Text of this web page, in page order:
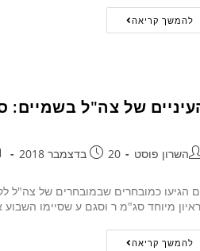
להמשך קריאה
של צה"ל בשמיים:
השרון פוסט 20 בדצמבר 2018
הגיעו כמובחרים שבמובחרים של צה"ל
מיוחד סג"מ ר וסגם ע שסיימו
להמשך קריאה